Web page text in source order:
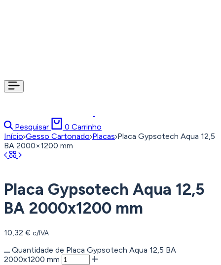
Pesquisar 0 Carrinho
Início Gesso Cartonado Placas Placa Gypsotech Aqua 12,5
BA 2000×1200 mm
Placa Gypsotech Aqua 12,5
BA 2000x1200 mm
10,32 € c/IVA
Quantidade de Placa Gypsotech Aqua 12,5 BA
2000x1200 mm